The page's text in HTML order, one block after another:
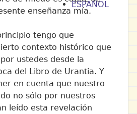
ESPAÑOL
enseñanza mía.
tengo que
contexto histórico que
ustedes desde la
del Libro de Urantia. Y
en cuenta que nuestro
no sólo por nuestros
leído esta revelación